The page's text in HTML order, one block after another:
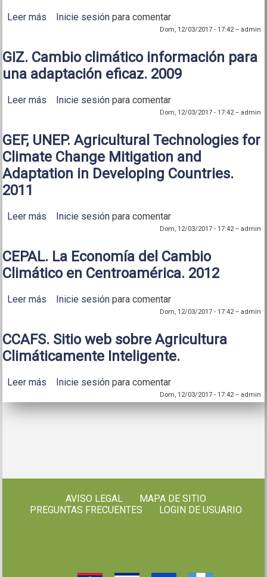
Leer más sobre IICA. Cambió el Clima herramientas para
abordar la adaptación al cambio climático desde la
Inicie sesión para comentar
Dom, 12/03/2017 - 17:42-- admin
GIZ. Cambio climático información para
una adaptación eficaz. 2009
Leer más sobre GIZ. Cambio climático información para una
Inicie sesión para comentar
Dom, 12/03/2017 - 17:42-- admin
GEF, UNEP. Agricultural Technologies for
Climate Change Mitigation and
Adaptation in Developing Countries.
2011
Leer más sobre GEF, UNEP. Agricultural Technologies for
Climate Change Mitigation and Adaptation in
Inicie sesión para comentar
Dom, 12/03/2017 - 17:42-- admin
CEPAL. La Economía del Cambio
Climático en Centroamérica. 2012
Leer más sobre CEPAL. La Economía del Cambio Climático en
Inicie sesión para comentar
Dom, 12/03/2017 - 17:42-- admin
CCAFS. Sitio web sobre Agricultura
Climáticamente Inteligente.
Leer más sobre CCAFS. Sitio web sobre Agricultura
Inicie sesión para comentar
Dom, 12/03/2017 - 17:42-- admin
AVISO LEGAL
MAPA DE SITIO
PREGUNTAS FRECUENTES
LOGIN DE USUARIO